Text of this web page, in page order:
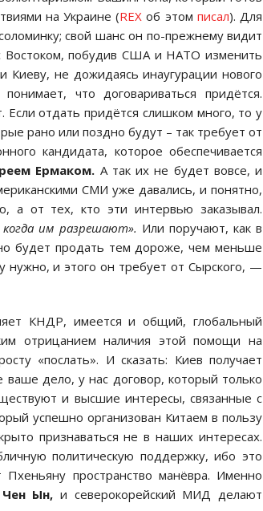
на Украине (REX об этом писал). Для
свой шанс он по-прежнему видит
Востоком, побудив США и НАТО изменить
не дожидаясь инаугурации нового
что договариваться придётся.
отдать придётся слишком много, то у
рано или поздно будут – так требует от
кандидата, которое обеспечивается
Ермаком. А так их не будет вовсе, и
СМИ уже давались, и понятно,
а от тех, кто эти интервью заказывал.
им разрешают». Или поручают, как в
будет продать тем дороже, чем меньше
нужно, и этого он требует от Сырского, —
КНДР, имеется и общий, глобальный
отрицанием наличия этой помощи на
«послать». И сказать: Киев получает
дело, у нас договор, который только
и высшие интересы, связанные с
успешно организован Китаем в пользу
признаваться не в наших интересах.
политическую поддержку, ибо это
пространство манёвра. Именно
Ын, и северокорейский МИД делают